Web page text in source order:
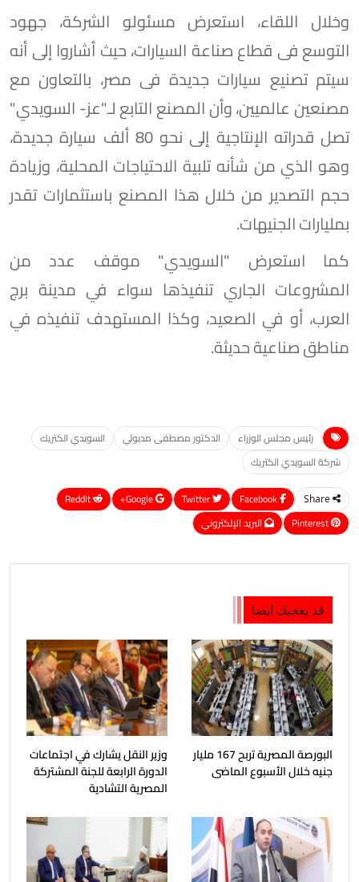
وخلال اللقاء، استعرض مسئولو الشركة، جهود
التوسع فى قطاع صناعة السيارات، حيث أشاروا إلى أنه
سيتم تصنيع سيارات جديدة فى مصر، بالتعاون مع
مصنعين عالميين، وأن المصنع التابع لـ"عز- السويدي"
تصل قدراته الإنتاجية إلى نحو 80 ألف سيارة جديدة،
وهو الذي من شأنه تلبية الاحتياجات المحلية، وزيادة
حجم التصدير من خلال هذا المصنع باستثمارات تقدر
بمليارات الجنيهات.
كما استعرض "السويدي" موقف عدد من
المشروعات الجاري تنفيذها سواء في مدينة برج
العرب، أو في الصعيد، وكذا المستهدف تنفيذه في
مناطق صناعية حديثة.
رئيس مجلس الوزراء الدكتور مصطفى مدبولي
السويدي الكتريك
شركة السويدي الكتريك
Share
Google+
ReddIt
Pinterest
البريد الإلكتروني
قد يعجبك ايضا
البورصة المصرية تربح 167 مليار
جنيه خلال الأسبوع الماضى
وزير النقل يشارك في اجتماعات
الدورة الرابعة للجنة المشتركة
المصرية التشادية